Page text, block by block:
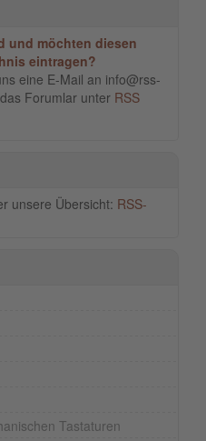
und möchten diesen
eintragen?
eine E-Mail an info@rss-
Forumlar unter RSS
unsere Übersicht: RSS-
Tastaturen